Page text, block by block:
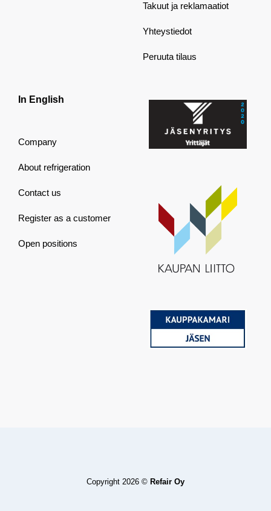
Takuut ja reklamaatiot
Yhteystiedot
Peruuta tilaus
In English
Company
About refrigeration
Contact us
Register as a customer
Open positions
Copyright 2026 © Refair Oy